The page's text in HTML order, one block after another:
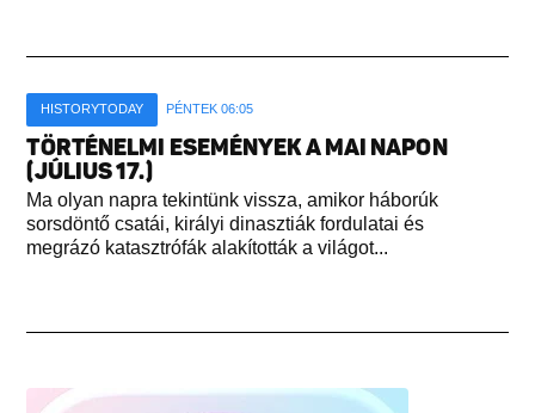
HISTORYTODAY PÉNTEK 06:05
TÖRTÉNELMI ESEMÉNYEK A MAI NAPON
(JÚLIUS 17.)
Ma olyan napra tekintünk vissza, amikor háborúk
sorsdöntő csatái, királyi dinasztiák fordulatai és
megrázó katasztrófák alakították a világot...